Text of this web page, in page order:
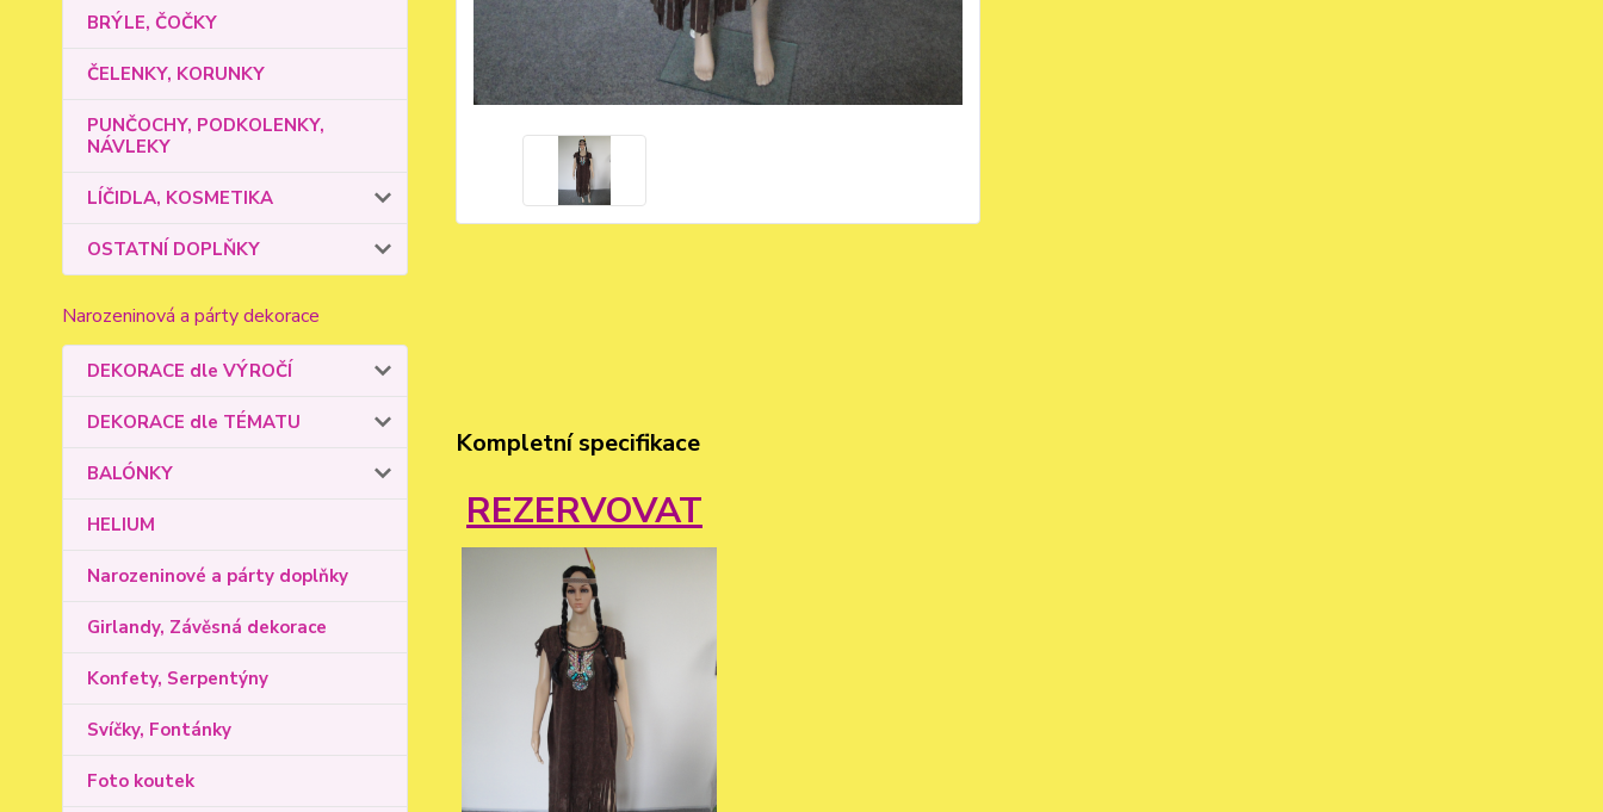
BRÝLE, ČOČKY
ČELENKY, KORUNKY
PUNČOCHY, PODKOLENKY,
NÁVLEKY
LÍČIDLA, KOSMETIKA
OSTATNÍ DOPLŇKY
Narozeninová a párty dekorace
DEKORACE dle VÝROČÍ
DEKORACE dle TÉMATU
BALÓNKY
HELIUM
Narozeninové a párty doplňky
Girlandy, Závěsná dekorace
Konfety, Serpentýny
Svíčky, Fontánky
Foto koutek
Kompletní specifikace
REZERVOVAT